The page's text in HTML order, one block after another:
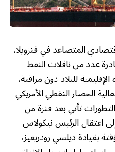
المتصاعد في فنزويلا،
عدد من ناقلات النفط
الإقليمية للبلاد دون مراقبة،
الحصار النفطي الأمريكي
تأتي بعد فترة من
اعتقال الرئيس نيكولاس
بقيادة ديلسي رودريغيز،